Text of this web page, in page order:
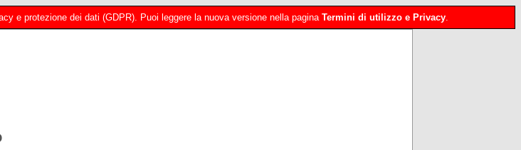
e protezione dei dati (GDPR). Puoi leggere la nuova versione nella pagina Termini di utilizzo e Privacy.